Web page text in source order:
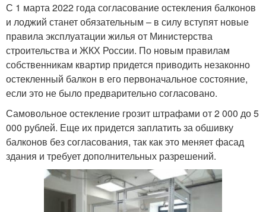
С 1 марта 2022 года согласование остекления балконов
и лоджий станет обязательным – в силу вступят новые
правила эксплуатации жилья от Министерства
строительства и ЖКХ России. По новым правилам
собственникам квартир придется приводить незаконно
остекленный балкон в его первоначальное состояние,
если это не было предварительно согласовано.
Самовольное остекление грозит штрафами от 2 000 до 5
000 рублей. Еще их придется заплатить за обшивку
балконов без согласования, так как это меняет фасад
здания и требует дополнительных разрешений.